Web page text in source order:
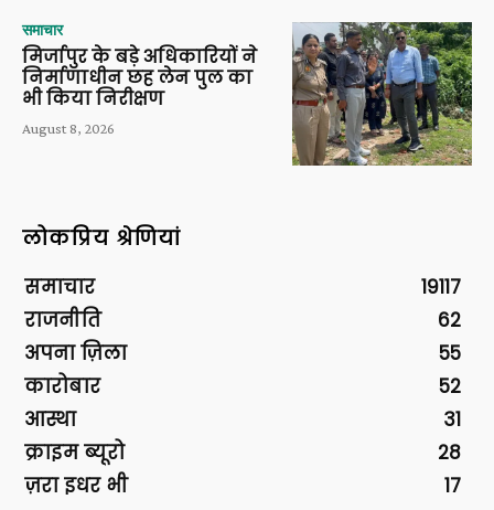
समाचार
मिर्जापुर के बड़े अधिकारियों ने
निर्माणाधीन छह लेन पुल का
भी किया निरीक्षण
August 8, 2026
लोकप्रिय श्रेणियां
समाचार
19117
राजनीति
62
अपना ज़िला
55
कारोबार
52
आस्था
31
क्राइम ब्यूरो
28
ज़रा इधर भी
17